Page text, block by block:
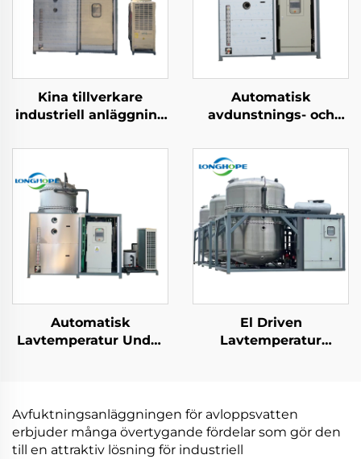
Kina tillverkare
industriell anläggning
lågtemperatur
maskin
Automatisk
avdunstnings- och
för RO-avlopps
koncentration och
deponifukt
Automatisk
Lavtemperatur Under
Utrustning
Avloppsvattenbehandlingsmaskiner
El Driven
Lavtemperatur
och
Koncentrationsrening
Avfuktningsanläggningen för avloppsvatten
erbjuder många övertygande fördelar som gör den
till en attraktiv lösning för industriell